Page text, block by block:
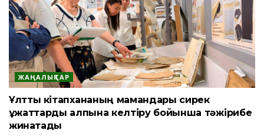
ЖАҢАЛЫҚТАР
Ұлттық кітапхананың мамандары сирек
құжаттарды қалпына келтіру бойынша тәжірибе
жинақтады